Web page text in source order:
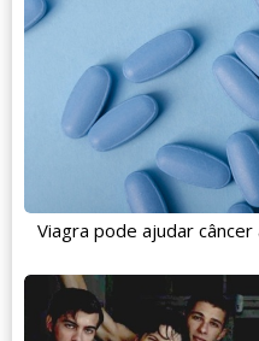
Viagra pode ajudar